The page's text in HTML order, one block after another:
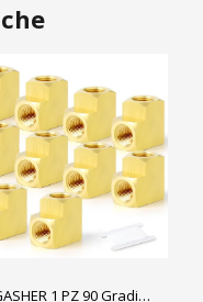
1 PZ 90 Gradi